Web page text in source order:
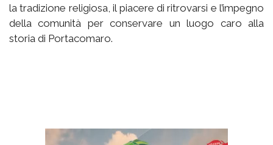
la tradizione religiosa, il piacere di ritrovarsi e l’impegno
della comunità per conservare un luogo caro alla
storia di Portacomaro.